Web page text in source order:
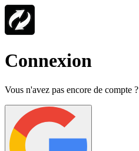
Connexion
Vous n'avez pas encore de compte ?